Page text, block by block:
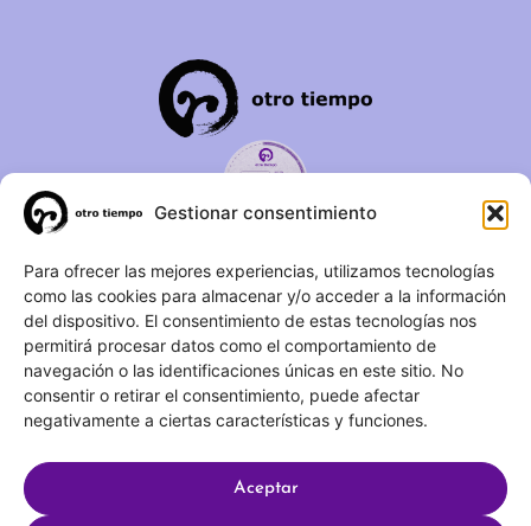
Gestionar consentimiento
Para ofrecer las mejores experiencias, utilizamos tecnologías
como las cookies para almacenar y/o acceder a la información
del dispositivo. El consentimiento de estas tecnologías nos
permitirá procesar datos como el comportamiento de
navegación o las identificaciones únicas en este sitio. No
consentir o retirar el consentimiento, puede afectar
negativamente a ciertas características y funciones.
Aceptar
C/ Duque de Fernán Núñez,
2 – 1ºA 28012 – Madrid
(+34) 623 183 283
info@otrotiempo.org
Hecho con por SocialCo © 2025 Otro Tiempo